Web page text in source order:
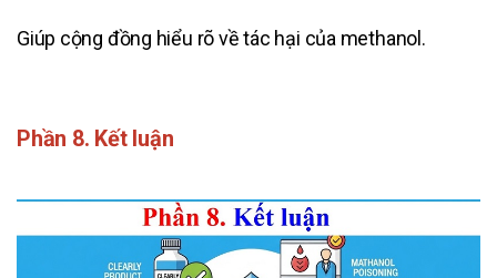
Giúp cộng đồng hiểu rõ về tác hại của methanol.
Phần 8. Kết luận